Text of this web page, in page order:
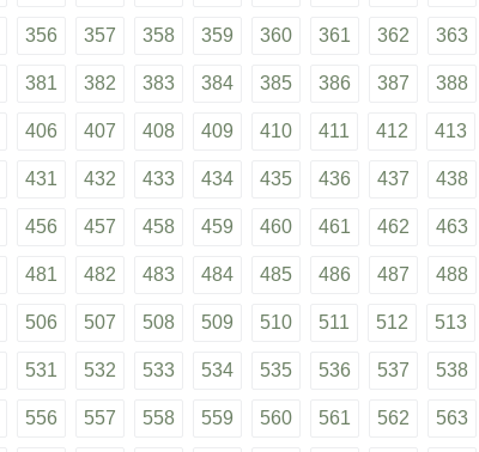
356 357 358 359 360 361 362 363
381 382 383 384 385 386 387 388
406 407 408 409 410 411 412 413
431 432 433 434 435 436 437 438
456 457 458 459 460 461 462 463
481 482 483 484 485 486 487 488
506 507 508 509 510 511 512 513
531 532 533 534 535 536 537 538
556 557 558 559 560 561 562 563